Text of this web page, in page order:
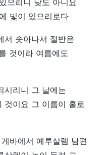
으리니 낮도 아니요
빛이 있으리로다
서 솟아나서 절반은
것이라 여름에도
시리니 그 날에는
것이요 그 이름이 홀로
바에서 예루살렘 남편